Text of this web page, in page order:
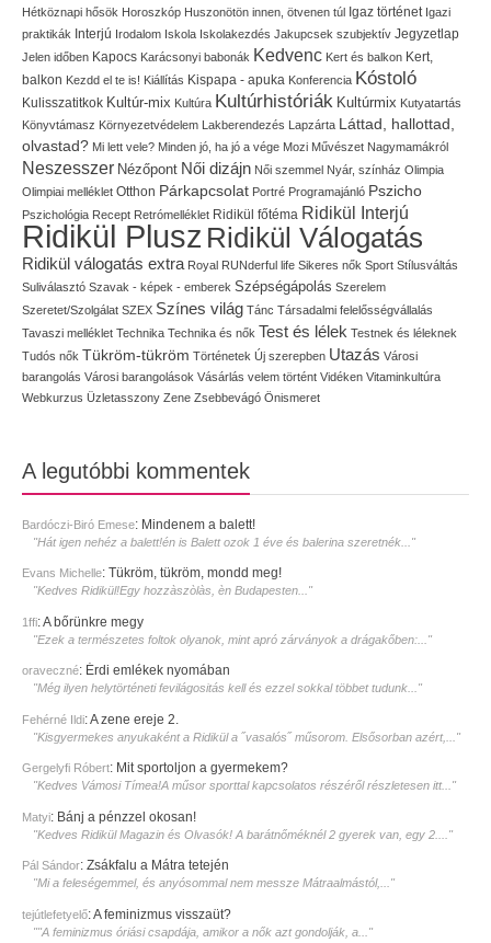
Hétköznapi hősök Horoszkóp Huszonötön innen, ötvenen túl Igaz történet Igazi
praktikák Interjú Irodalom Iskola Iskolakezdés Jakupcsek szubjektív Jegyzetlap
Jelen időben Kapocs Karácsonyi babonák Kedvenc Kert és balkon Kert,
balkon Kezdd el te is! Kiállítás Kispapa - apuka Konferencia Kóstoló
Kulisszatitkok Kultúr-mix Kultúra Kultúrhistóriák Kultúrmix Kutyatartás
Könyvtámasz Környezetvédelem Lakberendezés Lapzárta Láttad, hallottad,
olvastad? Mi lett vele? Minden jó, ha jó a vége Mozi Művészet Nagymamákról
Neszesszer Nézőpont Női dizájn Női szemmel Nyár, színház Olimpia
Olimpiai melléklet Otthon Párkapcsolat Portré Programajánló Pszicho
Pszichológia Recept Retrómelléklet Ridikül főtéma Ridikül Interjú
Ridikül Plusz Ridikül Válogatás
Ridikül válogatás extra Royal RUNderful life Sikeres nők Sport Stílusváltás
Suliválasztó Szavak - képek - emberek Szépségápolás Szerelem
Szeretet/Szolgálat SZEX Színes világ Tánc Társadalmi felelősségvállalás
Tavaszi melléklet Technika Technika és nők Test és lélek Testnek és léleknek
Tudós nők Tükröm-tükröm Történetek Új szerepben Utazás Városi
barangolás Városi barangolások Vásárlás velem történt Vidéken Vitaminkultúra
Webkurzus Üzletasszony Zene Zsebbevágó Önismeret
A legutóbbi kommentek
Bardóczi-Biró Emese: Mindenem a balett!
"Hát igen nehéz a balett!én is Balett ozok 1 éve és balerina szeretnék..."
Evans Michelle: Tükröm, tükröm, mondd meg!
"Kedves Ridikül!Egy hozzàszòlàs, èn Budapesten..."
1ffi:A bőrünkre megy
"Ezek a természetes foltok olyanok, mint apró zárványok a drágakőben:..."
oraveczné: Érdi emlékek nyomában
"Még ilyen helytörténeti fevilágositás kell és ezzel sokkal többet tudunk..."
Fehérné Ildi:A zene ereje 2.
"Kisgyermekes anyukaként a Ridikül a ˝vasalós˝ műsorom. Elsősorban azért,..."
Gergelyfi Róbert: Mit sportoljon a gyermekem?
"Kedves Vámosi Tímea!A műsor sporttal kapcsolatos részéről részletesen itt..."
Matyi: Bánj a pénzzel okosan!
"Kedves Ridikül Magazin és Olvasók! A barátnőméknél 2 gyerek van, egy 2...."
Pál Sándor: Zsákfalu a Mátra tetején
"Mi a feleségemmel, és anyósommal nem messze Mátraalmástól,..."
tejútlefetyelő:A feminizmus visszaüt?
""A feminizmus óriási csapdája, amikor a nők azt gondolják, a..."